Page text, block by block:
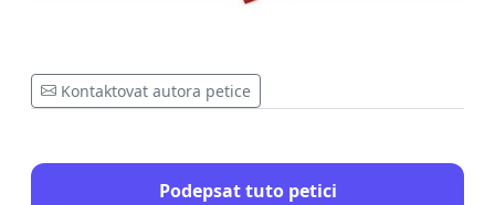
Kontaktovat autora petice
Podepsat tuto petici